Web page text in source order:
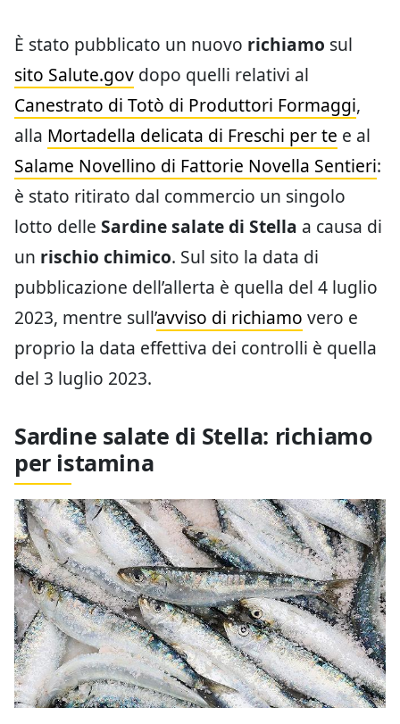
È stato pubblicato un nuovo richiamo sul
sito Salute.gov dopo quelli relativi al
Canestrato di Totò di Produttori Formaggi,
alla Mortadella delicata di Freschi per te e al
Salame Novellino di Fattorie Novella Sentieri:
è stato ritirato dal commercio un singolo
lotto delle Sardine salate di Stella a causa di
un rischio chimico. Sul sito la data di
pubblicazione dell’allerta è quella del 4 luglio
2023, mentre sull’avviso di richiamo vero e
proprio la data effettiva dei controlli è quella
del 3 luglio 2023.
Sardine salate di Stella: richiamo
per istamina